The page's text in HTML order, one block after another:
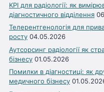
KPI для радіології: як
діагностичного відділення
Телерентгенологія для
росту 04.05.2026
Аутсорсинг радіології як
бізнесу 01.05.2026
Помилки в діагностиці: як
медичного бізнесу